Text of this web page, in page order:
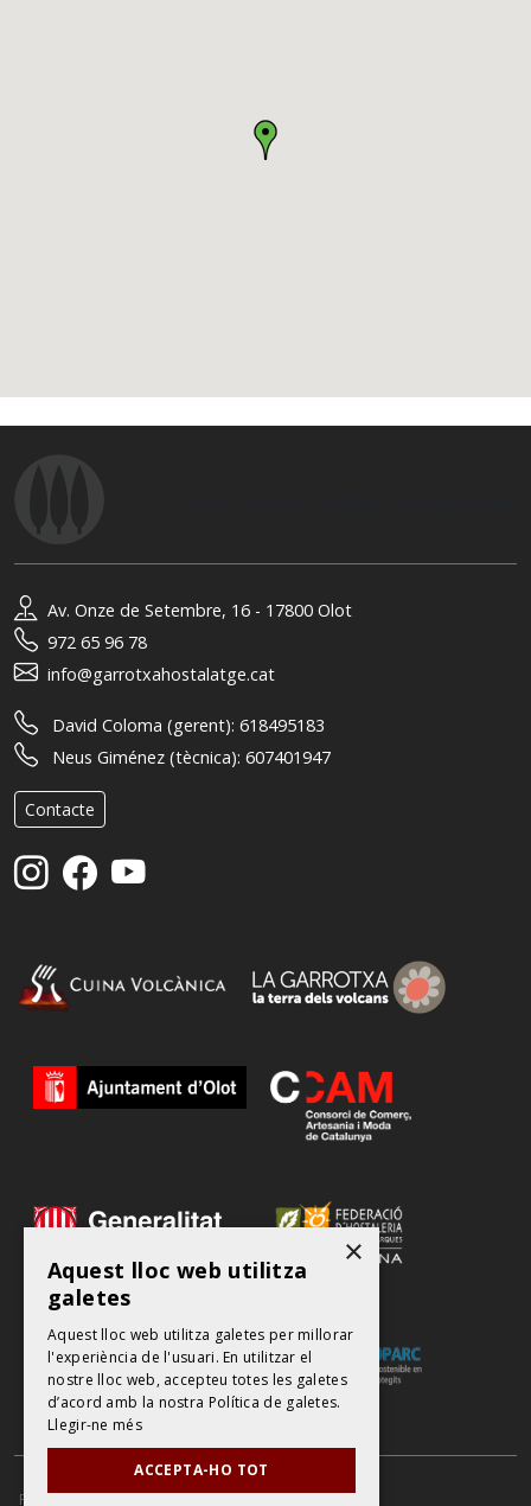
Av. Onze de Setembre, 16 - 17800 Olot
972 65 96 78
info@garrotxahostalatge.cat
David Coloma (gerent): 618495183
Neus Giménez (tècnica): 607401947
Contacte
POLÍTICA DE PROTECCIÓ DE DADES AVÍS LEGAL
×
Aquest lloc web utilitza
galetes
Aquest lloc web utilitza galetes per millorar
l'experiència de l'usuari. En utilitzar el
nostre lloc web, accepteu totes les galetes
d’acord amb la nostra Política de galetes.
Llegir-ne més
ACCEPTA-HO TOT